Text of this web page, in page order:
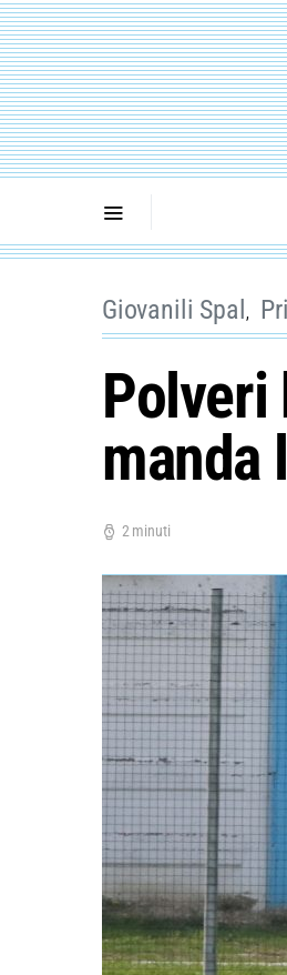
Giovanili Spal
Polveri
manda
2 minuti